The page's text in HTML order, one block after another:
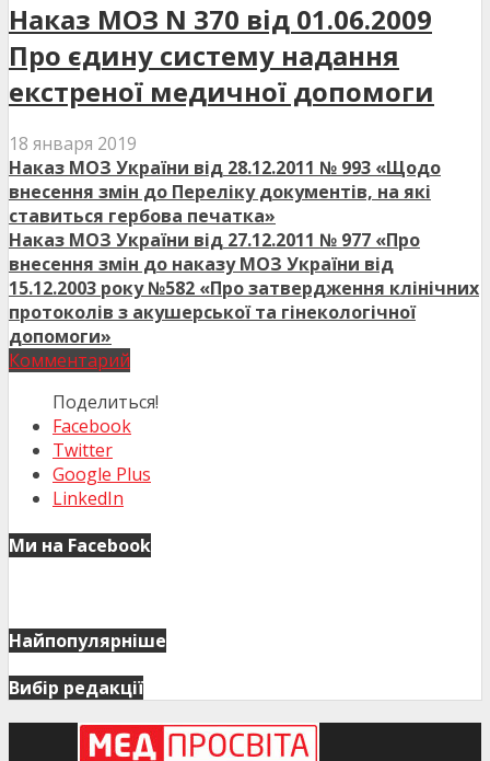
Наказ МОЗ N 370 від 01.06.2009
Про єдину систему надання
екстреної медичної допомоги
18 января 2019
Наказ МОЗ України від 28.12.2011 № 993 «Щодо
внесення змін до Переліку документів, на які
ставиться гербова печатка»
Наказ МОЗ України від 27.12.2011 № 977 «Про
внесення змін до наказу МОЗ України від
15.12.2003 року №582 «Про затвердження клінічних
протоколів з акушерської та гінекологічної
допомоги»
Комментарий
Поделиться!
Facebook
Twitter
Google Plus
LinkedIn
Ми на Facebook
Найпопулярніше
Вибір редакції